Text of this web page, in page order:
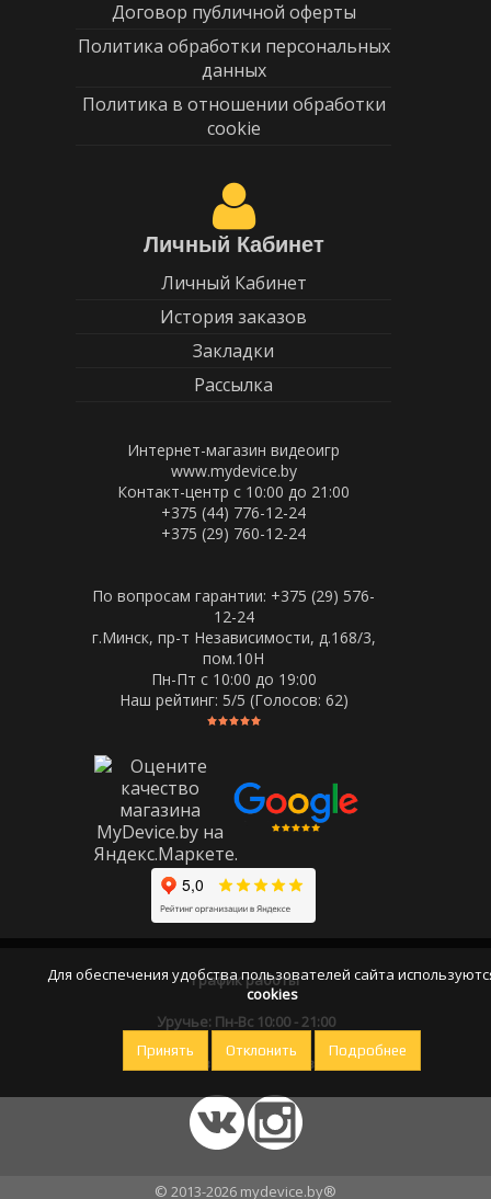
Договор публичной оферты
Политика обработки персональных
данных
Политика в отношении обработки
cookie
Личный Кабинет
Личный Кабинет
История заказов
Закладки
Рассылка
Интернет-магазин видеоигр
www.mydevice.by
Контакт-центр с 10:00 до 21:00
+375 (44) 776-12-24
+375 (29) 760-12-24
По вопросам гарантии: +375 (29) 576-
12-24
г.Минск, пр-т Независимости, д.168/3,
пом.10Н
Пн-Пт c 10:00 до 19:00
Наш рейтинг: 5/5 (Голосов: 62)
График работы
Уручье: Пн-Вс 10:00 - 21:00
Оставайтесь на связи
© 2013-2026 mydevice.by®
Для обеспечения удобства пользователей сайта
cookies
Принять Отклонить Подробнее